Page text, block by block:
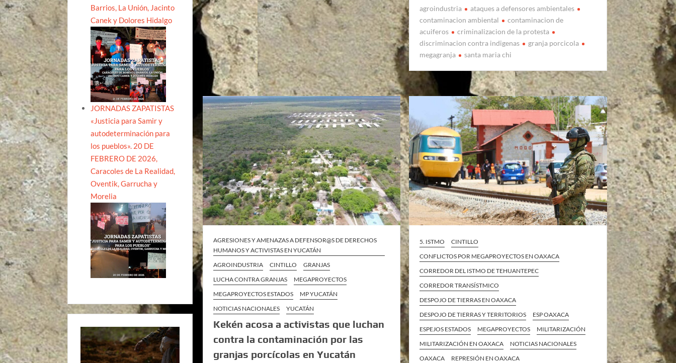
agroindustria
ataques a defensores ambientales
contaminacion ambiental
contaminacion de
acuiferos
criminalizacion de la protesta
discriminacion contra indigenas
granja porcicola
megagranja
santa maria chi
AGRESIONES Y AMENAZAS A DEFENSOR@S DE DERECHOS
HUMANOS Y ACTIVISTAS EN YUCATÁN
AGROINDUSTRIA
CINTILLO
GRANJAS
LUCHA CONTRA GRANJAS
MEGAPROYECTOS
MEGAPROYECTOS ESTADOS
MP YUCATÁN
NOTICIAS NACIONALES
YUCATÁN
Kekén acosa a activistas que luchan
contra la contaminación por las
granjas porcícolas en Yucatán
5. ISTMO
CINTILLO
CONFLICTOS POR MEGAPROYECTOS EN OAXACA
CORREDOR DEL ISTMO DE TEHUANTEPEC
CORREDOR TRANSÍSTMICO
DESPOJO DE TIERRAS EN OAXACA
DESPOJO DE TIERRAS Y TERRITORIOS
ESP OAXACA
ESPEJOS ESTADOS
MEGAPROYECTOS
MILITARIZACIÓN
MILITARIZACIÓN EN OAXACA
NOTICIAS NACIONALES
OAXACA
REPRESIÓN EN OAXACA
Barrios, La Unión, Jacinto
Canek y Dolores Hidalgo
JORNADAS ZAPATISTAS
«Justicia para Samir y
autodeterminación para
los pueblos». 20 DE
FEBRERO DE 2026,
Caracoles de La Realidad,
Oventik, Garrucha y
Morelia